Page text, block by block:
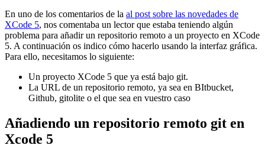
En uno de los comentarios de la al post sobre las novedades de
XCode 5, nos comentaba un lector que estaba teniendo algún
problema para añadir un repositorio remoto a un proyecto en XCode
5. A continuación os indico cómo hacerlo usando la interfaz gráfica.
Para ello, necesitamos lo siguiente:
Un proyecto XCode 5 que ya está bajo git.
La URL de un repositorio remoto, ya sea en BItbucket,
Github, gitolite o el que sea en vuestro caso
Añadiendo un repositorio remoto git en
Xcode 5